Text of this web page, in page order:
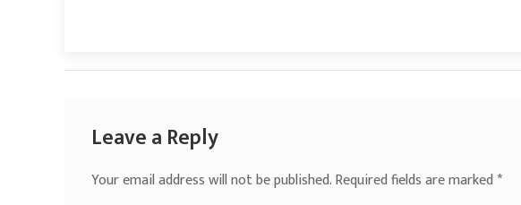
Leave a Reply
Your email address will not be published.Required fields are marked*